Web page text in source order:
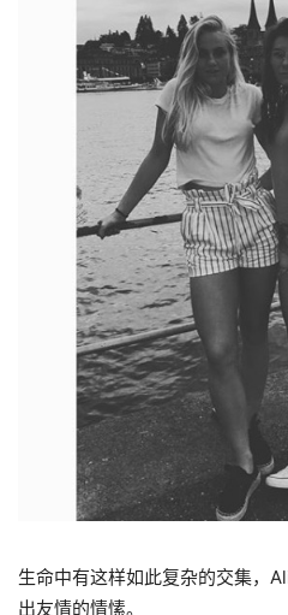
生命中有这样如此复杂的交集，
出友情的情愫。